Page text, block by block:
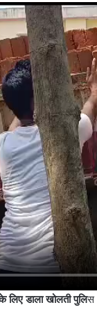
लिए डाला खोलती पुलिस